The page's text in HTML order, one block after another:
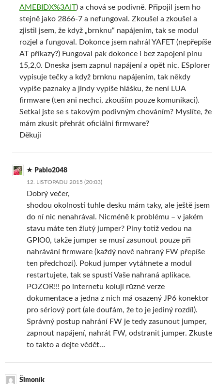
AMEBIDX%3AIT) a chová se podivně. Připojil jsem ho
stejně jako 2866-7 a nefungoval. Zkoušel a zkoušel a
zjistil jsem, že když „brnknu“ napájením, tak se modul
rozjel a fungoval. Dokonce jsem nahrál YAFET (nepřepíše
AT příkazy?) Fungoval pak dokonce i bez zapojení pinu
15,2,0. Dneska jsem zapnul napájení a opět nic. ESplorer
vypisuje tečky a když brnknu napájením, tak někdy
vypíše paznaky a jindy vypíše hlášku, že není LUA
firmware (ten ani nechci, zkouším pouze komunikaci).
Setkal jste se s takovým podivným chováním? Myslíte, že
mám zkusit přehrát oficiální firmware?
Děkuji
Pablo2048
12. LISTOPADU 2015 (20:03)
Dobrý večer,
shodou okolností tuhle desku mám taky, ale ještě jsem
do ní nic nenahrával. Nicméně k problému – v jakém
stavu máte ten žlutý jumper? Piny totiž vedou na
GPIO0, takže jumper se musí zasunout pouze při
nahrávání firmware (každý nově nahraný FW přepíše
ten předchozí). Pokud jumper vytáhnete a modul
restartujete, tak se spustí Vaše nahraná aplikace.
POZOR!!! po internetu kolují různé verze
dokumentace a jedna z nich má osazený JP6 konektor
pro sériový port (ale doufám, že to je jediný rozdíl).
Správný postup nahrání FW je tedy zasunout jumper,
zapnout napájení, nahrát FW, odstranit jumper. Zkuste
to takto a dejte vědět…
Šimoník